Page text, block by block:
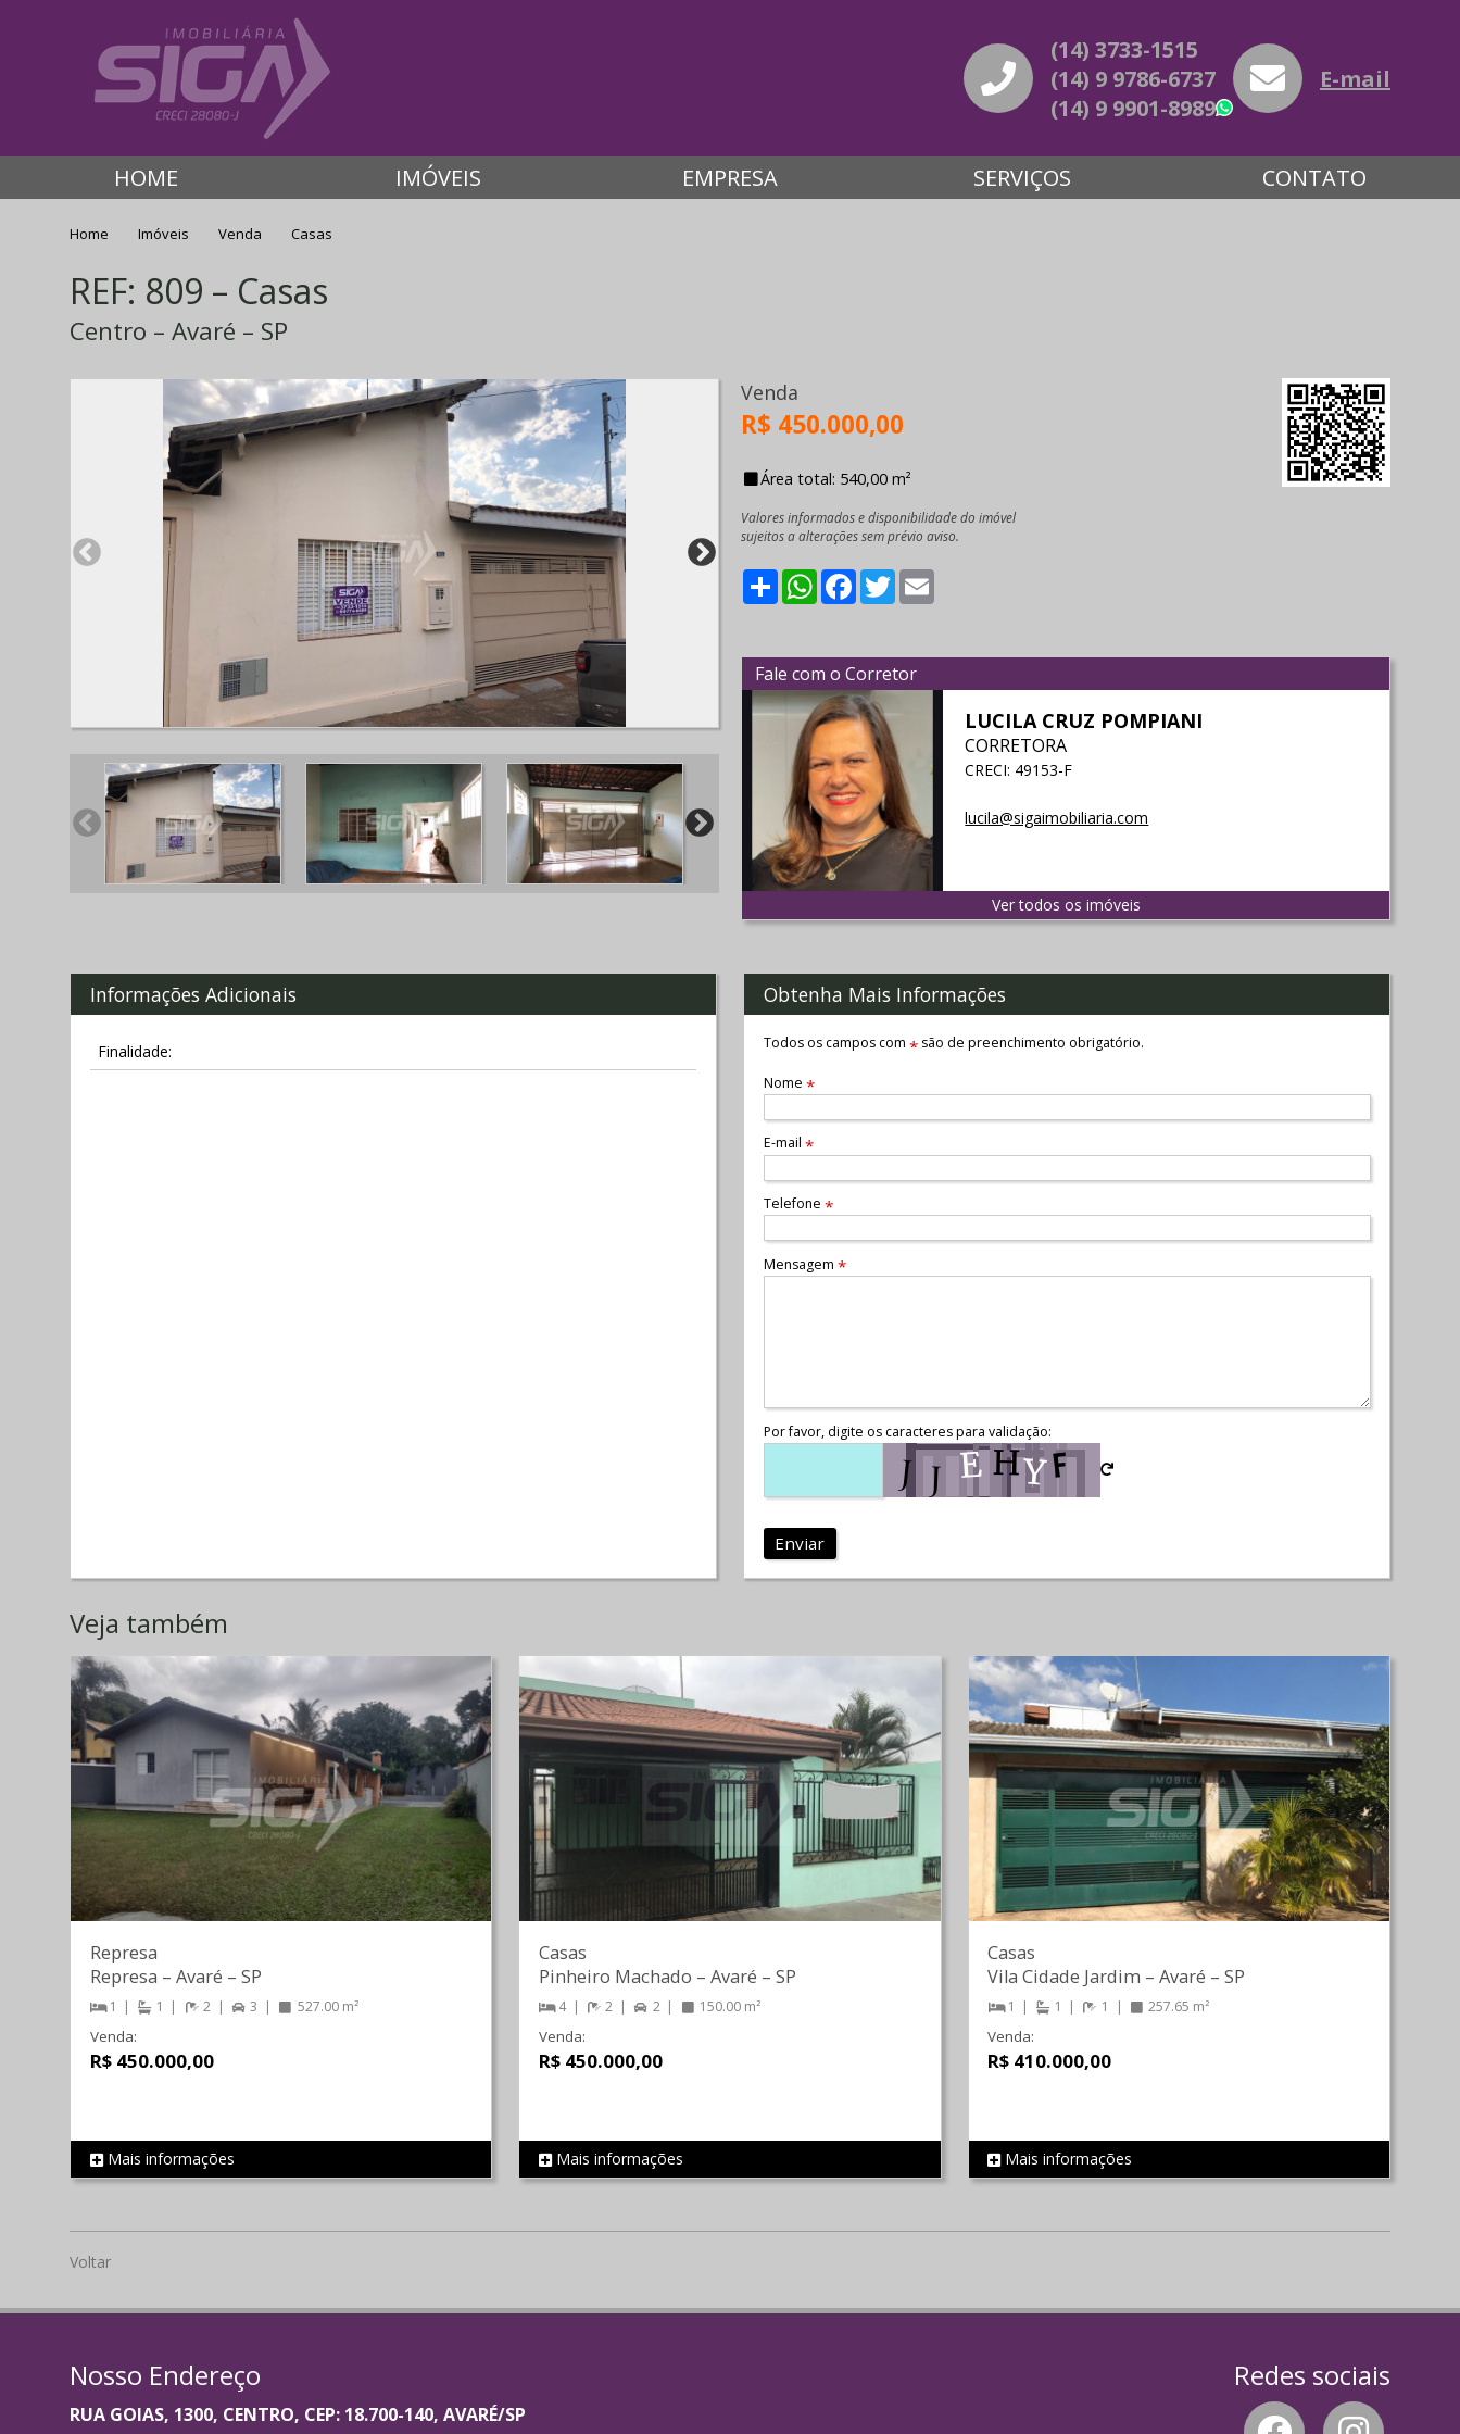
(14) 3733-1515
(14) 9 9786-6737
(14) 9 9901-8989
WhatsApp
E-mail
HOME IMÓVEIS EMPRESA SERVIÇOS CONTATO
Home Imóveis Venda Casas
REF: 809 – Casas
Centro – Avaré – SP
Venda
R$ 450.000,00
Área total: 540,00 m²
Valores informados e disponibilidade do imóvel
sujeitos a alterações sem prévio aviso.
ShareWhatsApp
Facebook
Twitter
Fale com o Corretor
LUCILA CRUZ POMPIANI
CORRETORA
CRECI: 49153-F
lucila@sigaimobiliaria.com
Ver todos os imóveis
Informações Adicionais
Finalidade:
Obtenha Mais Informações
Todos os campos com *são de preenchimento obrigatório.
Nome *
E-mail *
Telefone *
Mensagem *
Por favor, digite os caracteres para validação:
Enviar
Veja também
REF 1410
Represa
Represa – Avaré – SP
1 1 2 3 527.00 m²
Venda:
R$ 450.000,00
Mais informações REF 134
Casas
Pinheiro Machado – Avaré – SP
4 2 2 150.00 m²
Venda:
R$ 450.000,00
Mais informações REF 652
Casas
Vila Cidade Jardim –Avaré –SP
1 1 1 257.65 m²
Venda:
R$ 410.000,00
Mais informações
Voltar
Nosso Endereço
RUA GOIAS, 1300, CENTRO, CEP: 18.700-140, AVARÉ/SP
Redes sociais